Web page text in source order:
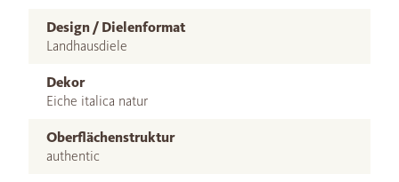
Design / Dielenformat
Landhausdiele
Dekor
Eiche italica natur
Oberflächenstruktur
authentic